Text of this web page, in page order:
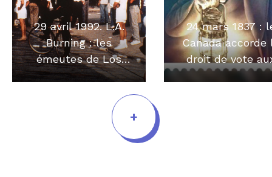
29 avril 1992. L.A.
Burning : les
émeutes de Los
Angeles
24 mars 1837 :
Canada accorde
droit de vote
noirs
+